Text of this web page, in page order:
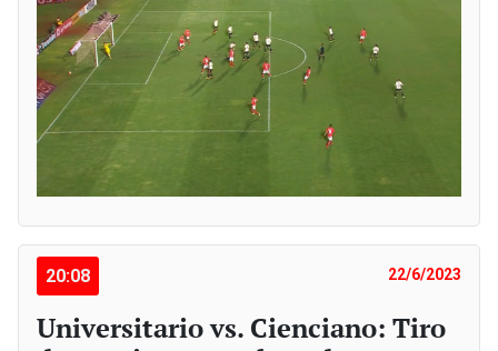
20:08 22/6/2023
Universitario vs. Cienciano: Tiro